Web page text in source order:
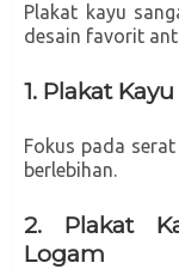
Plakat kayu
desain favorit
1. Plakat
Fokus pada
berlebihan.
2. Plakat
Logam